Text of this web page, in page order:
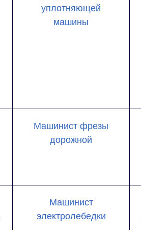
уплотняющей
машины
Машинист фрезы
дорожной
Машинист
электролебедки